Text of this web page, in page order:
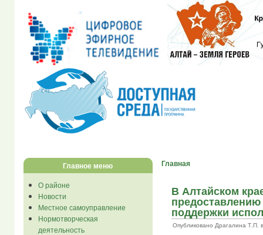
Главное меню
О районе
Новости
Местное самоуправление
Нормотворческая
деятельность
Главная
В Алтайском
поддержки
Опубликовано Драгалина Т.П. в